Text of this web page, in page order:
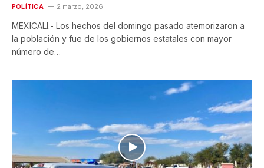
POLÍTICA 2 marzo, 2026
MEXICALI.- Los hechos del domingo pasado atemorizaron a
la población y fue de los gobiernos estatales con mayor
número de…